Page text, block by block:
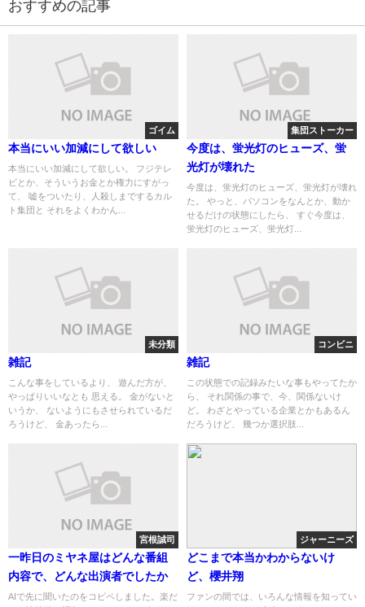
おすすめの記事
ゴイム
本当にいい加減にして欲しい
本当にいい加減にして欲しい。 フジテレ
ビとか、そういうお金とか権力にすがっ
て、 嘘をついたり、人殺しまでするカル
ト集団と それをよくわかん...
集団ストーカー
今度は、蛍光灯のヒューズ、蛍
光灯が壊れた
今度は、蛍光灯のヒューズ、蛍光灯が壊れ
た。 やっと、パソコンをなんとか、動か
せるだけの状態にしたら、 すぐ今度は、
蛍光灯のヒューズ、蛍光灯...
未分類
雑記
こんな事をしているより、 遊んだ方が、
やっぱりいいなとも 思える。 金がないと
いうか、 ないようにもさせられているだ
ろうけど、 金あったら...
コンビニ
雑記
この状態での記録みたいな事もやってたか
ら、 それ関係の事で、今、関係ないけ
ど。 わざとやっている企業とかもあるん
だろうけど、 幾つか選択肢...
宮根誠司
一昨日のミヤネ屋はどんな番組
内容で、どんな出演者でしたか
AIで先に聞いたのをコピペしました。楽だ
ジャーニーズ
どこまで本当かわからないけ
ど、櫻井翔
ファンの間では、いろんな情報を知ってい